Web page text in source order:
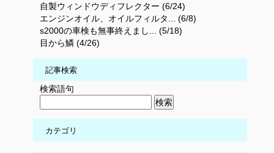
自製ウィンドウディフレクター (6/24)
エンジンオイル、オイルフィルタ... (6/8)
s2000の車検も無事終えまし... (5/18)
目から鱗 (4/26)
記事検索
検索語句
カテゴリ